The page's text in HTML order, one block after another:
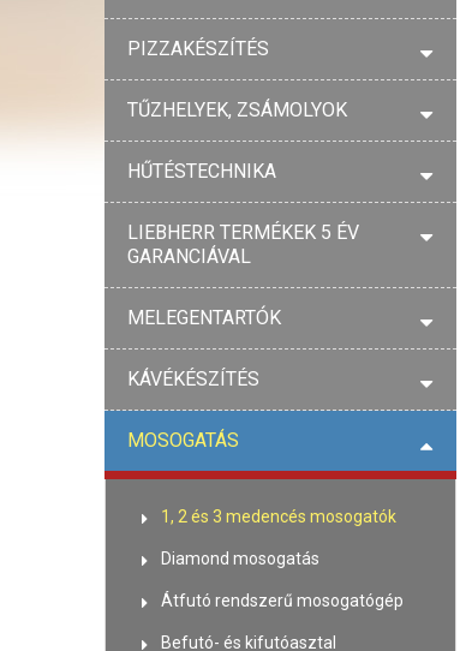
PIZZAKÉSZÍTÉS
TŰZHELYEK, ZSÁMOLYOK
HŰTÉSTECHNIKA
LIEBHERR TERMÉKEK 5 ÉV
GARANCIÁVAL
MELEGENTARTÓK
KÁVÉKÉSZÍTÉS
MOSOGATÁS
1, 2 és 3 medencés mosogatók
Diamond mosogatás
Átfutó rendszerű mosogatógép
Befutó- és kifutóasztal